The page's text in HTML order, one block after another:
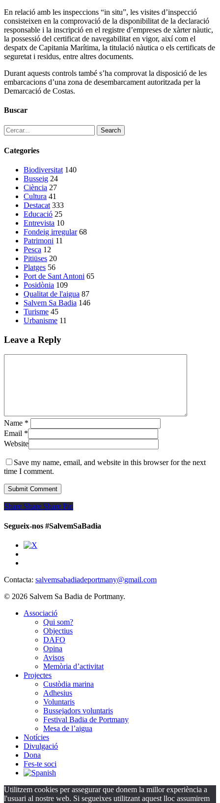
En relació amb les inspeccions “in situ”, les visites d’inspecció
consisteixen en la comprovació de la disponibilitat de la declaració
responsable i la inscripció en el registre d’empreses de xàrter nàutic,
la possessió del certificat de navegabilitat en vigor, així com el
despatx de Capitania Marítima, la titulació nàutica o els certificats de
seguretat i residus, entre altres documents.
Durant aquests controls també s’ha comprovat la disposició de les
embarcacions d’una zona de desembarcament autoritzada per la
Demarcació de Costas.
Buscar
Search
Categories
Biodiversitat 140
Busseig 24
Ciència 27
Cultura 41
Destacat 333
Educació 25
Entrevista 10
Fondeig irregular 68
Patrimoni 11
Pesca 12
Pitiüses 20
Platges 56
Port de Sant Antoni 65
Posidònia 109
Qualitat de l'aigua 87
Salvem Sa Badia 146
Turisme 45
Urbanisme 11
Leave a Reply
Name *
Email *
Website
Save my name, email, and website in this browser for the next
time I comment.
Share
Share Share Share Pin
Segueix-nos #SalvemSaBadia
Contacta: salvemsabadiadeportmany@gmail.com
© 2026 Salvem Sa Badia de Portmany.
Close
Associació
Qui som?
Objectius
DAFO
Opina
Avisos
Memòria d’activitat
Projectes
Custòdia marina
Adhesius
Voluntaris
Bussejadors voluntaris
Festival Badia de Portmany
Mesa de l’aigua
Notícies
Divulgació
Dona
Fes-te soci
Utilitzem cookies per assegurar que donem la millor experiència a
l'usuari al nostre web. Si segueixes utilitzant aquest lloc assumirem